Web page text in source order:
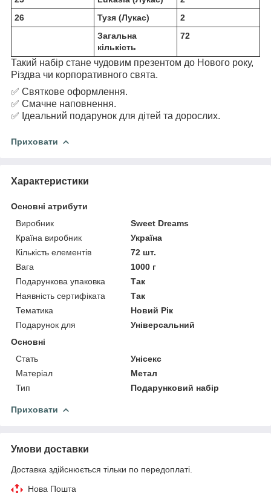
26
Тузя (Лукас)
2
Загальна
кількість
72
Такий набір стане чудовим презентом до Нового року,
Різдва чи корпоративного свята.
✅ Святкове оформлення.
✅ Смачне наповнення.
✅ Ідеальний подарунок для дітей та дорослих.
Приховати
Характеристики
Основні атрибути
Виробник
Sweet Dreams
Країна виробник
Україна
Кількість елементів
72 шт.
Вага
1000 г
Подарункова упаковка
Так
Наявність сертифіката
Так
Тематика
Новий Рік
Подарунок для
Універсальний
Основні
Стать
Унісекс
Матеріал
Метал
Тип
Подарунковий набір
Приховати
Умови доставки
Доставка здійснюється тільки по передоплаті.
Нова Пошта